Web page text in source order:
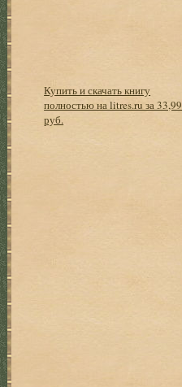
Купить и скачать книгу
полностью на litres.ru за 33,99
руб.